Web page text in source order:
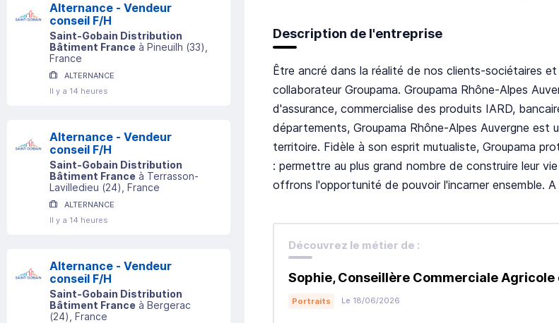
Alternance - Vendeur
conseil F/H
Saint-Gobain Distribution
Bâtiment France à Pineuilh (33)
France
ALTERNANCE
Il y a 14 heures
Alternance - Vendeur
conseil F/H
Saint-Gobain Distribution
Bâtiment France à Terrasson-
Lavilledieu (24) , France
ALTERNANCE
Il y a 14 heures
Alternance - Vendeur
conseil F/H
Saint-Gobain Distribution
Bâtiment France à Bergerac
(24) , France
Description de l'entreprise
Être ancré dans la réalité de nos clients-sociétaires
collaborateur Groupama. Groupama Rhône-Alpes
d'assurance, commercialise des produits IARD,
départements, Groupama Rhône-Alpes Auvergne
territoire. Fidèle à son esprit mutualiste, Groupama
: permettre au plus grand nombre de construire leur
offrons l'opportunité de pouvoir l'incarner ensemble.
Découvrez le métier de :
Sophie, Conseillère Commerciale Agricole
Portraits Le 18/06/2026